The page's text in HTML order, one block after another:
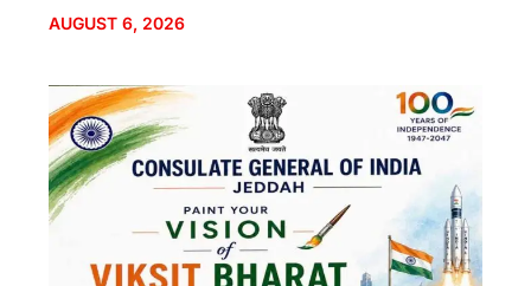
AUGUST 6, 2026